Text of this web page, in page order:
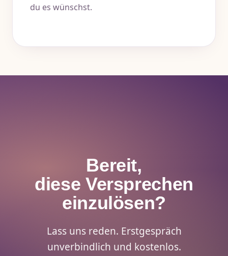
du es wünschst.
Bereit,
diese Versprechen
einzulösen?
Lass uns reden. Erstgespräch
unverbindlich und kostenlos.